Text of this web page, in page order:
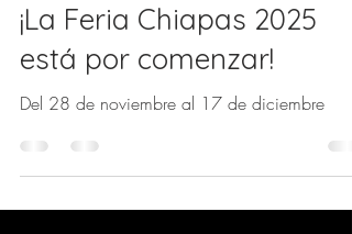
aalesa999
13 nov 2025
1 min de lectura
¡La Feria Chiapas 2025
está por comenzar!